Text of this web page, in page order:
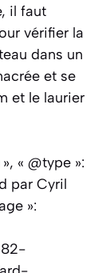
il faut
vérifier la
dans un
et se
et le laurier
« @type »:
par Cyril
»: